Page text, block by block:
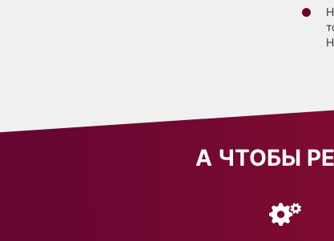
А ЧТОБЫ